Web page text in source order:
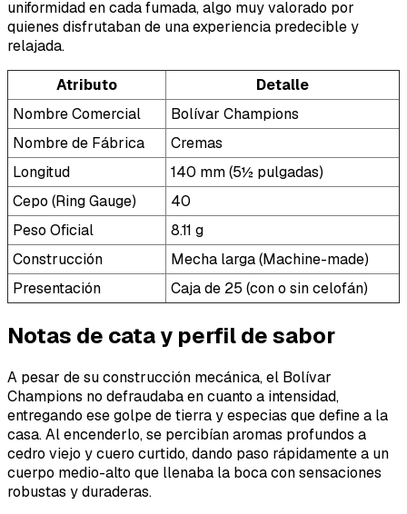
uniformidad en cada fumada, algo muy valorado por
quienes disfrutaban de una experiencia predecible y
relajada.
Atributo
Detalle
Nombre Comercial
Bolívar Champions
Nombre de Fábrica
Cremas
Longitud
140 mm (5½ pulgadas)
Cepo (Ring Gauge)
40
Peso Oficial
8.11 g
Construcción
Mecha larga (Machine-made)
Presentación
Caja de 25 (con o sin celofán)
Notas de cata y perfil de sabor
A pesar de su construcción mecánica, el Bolívar
Champions no defraudaba en cuanto a intensidad,
entregando ese golpe de tierra y especias que define a la
casa. Al encenderlo, se percibían aromas profundos a
cedro viejo y cuero curtido, dando paso rápidamente a un
cuerpo medio-alto que llenaba la boca con sensaciones
robustas y duraderas.